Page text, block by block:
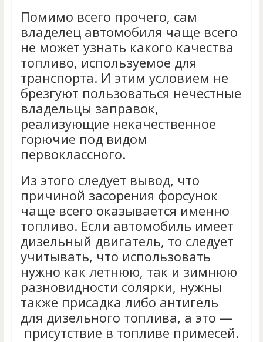
Помимо всего прочего, сам
владелец автомобиля чаще всего
не может узнать какого качества
топливо, используемое для
транспорта. И этим условием не
брезгуют пользоваться нечестные
владельцы заправок,
реализующие некачественное
горючие под видом
первоклассного.
Из этого следует вывод, что
причиной засорения форсунок
чаще всего оказывается именно
топливо. Если автомобиль имеет
дизельный двигатель, то следует
учитывать, что использовать
нужно как летнюю, так и зимнюю
разновидности солярки, нужны
также присадка либо антигель
для дизельного топлива, а это —
присутствие в топливе примесей.